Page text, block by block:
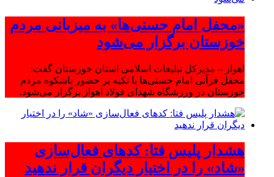
«محفل امام حسنی‌ها» به میزبانی مردم
خوزستان برگزار می‌شود
اهواز – مدیرکل تبلیغات اسلامی استان خوزستان گفت:
محفل قرآنی امام حسنی‌ها با تکیه بر حضور باشکوه مردم
خوزستان در ورزشگاه شهدای فولاد اهواز برگزار می‌شود.
هشدار پلیس فتا: کدهای فعال‌سازی
«شاد» را در اختیار دیگران قرار ندهید